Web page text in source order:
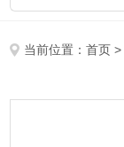
当前位置：首页 >